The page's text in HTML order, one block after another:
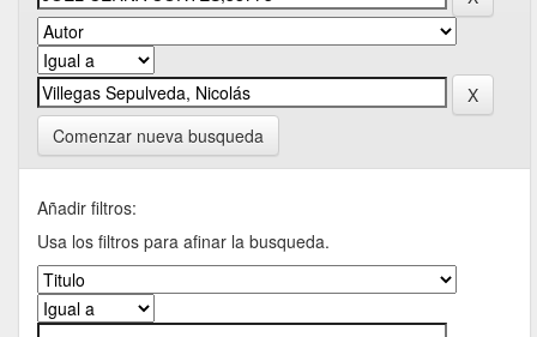
Comenzar nueva busqueda
Añadir filtros:
Usa los filtros para afinar la busqueda.